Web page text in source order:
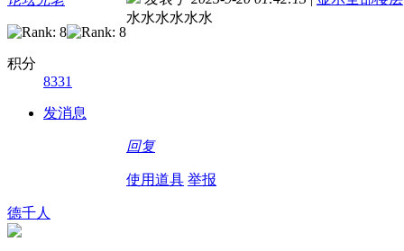
积分
8331
发消息
水水水水水水
回复
使用道具 举报
德千人